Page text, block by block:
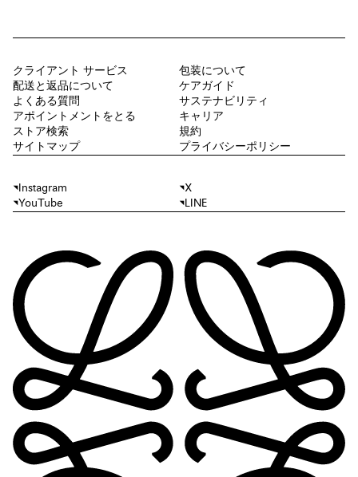
クライアント サービス
配送と返品について
よくある質問
アポイントメントをとる
ストア検索
サイトマップ
包装について
ケアガイド
サステナビリティ
キャリア
規約
プライバシーポリシー
Instagram
X
YouTube
LINE